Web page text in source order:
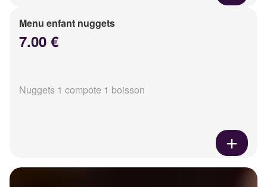
Menu enfant nuggets
7.00 €
Nuggets 1 compote 1 boisson